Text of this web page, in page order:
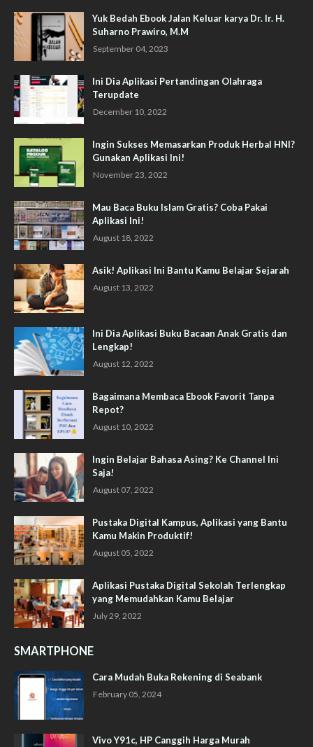
Yuk Bedah Ebook Jalan Keluar karya Dr. Ir. H.
Suharno Prawiro, M.M
September 04, 2023
Ini Dia Aplikasi Pertandingan Olahraga
Terupdate
December 10, 2022
Ingin Sukses Memasarkan Produk Herbal HNI?
Gunakan Aplikasi Ini!
November 23, 2022
Mau Baca Buku Islam Gratis? Coba Pakai
Aplikasi Ini!
August 18, 2022
Asik! Aplikasi Ini Bantu Kamu Belajar Sejarah
August 13, 2022
Ini Dia Aplikasi Buku Bacaan Anak Gratis dan
Lengkap!
August 12, 2022
Bagaimana Membaca Ebook Favorit Tanpa
Repot?
August 10, 2022
Ingin Belajar Bahasa Asing? Ke Channel Ini
Saja!
August 07, 2022
Pustaka Digital Kampus, Aplikasi yang Bantu
Kamu Makin Produktif!
August 05, 2022
Aplikasi Pustaka Digital Sekolah Terlengkap
yang Memudahkan Kamu Belajar
July 29, 2022
SMARTPHONE
Cara Mudah Buka Rekening di Seabank
February 05, 2024
Vivo Y91c, HP Canggih Harga Murah